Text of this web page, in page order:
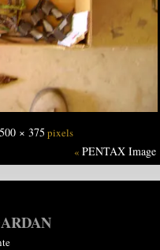
500 × 375 pixels
« PENTAX Image
ARDAN